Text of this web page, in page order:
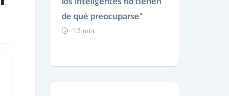
los inteligentes no tienen
de qué preocuparse"
13 min